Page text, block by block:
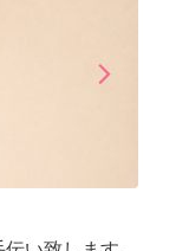
arrow_forward_iosNext